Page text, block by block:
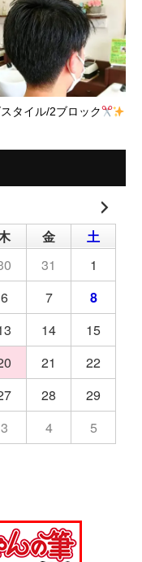
タイル/2ブロック
金
土
31
1
6 7
8
14
15
21
22
28
29
3 4 5